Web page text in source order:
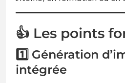
👍 Les points
1️⃣ Génération
intégrée